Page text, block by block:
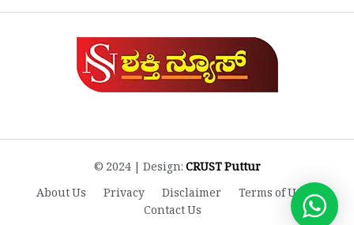
© 2024 | Design:CRUST Puttur
About Us
Privacy Disclaimer
Terms of Use
Contact Us